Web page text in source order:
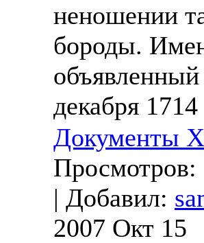
неношении
бороды.
декабря 1714
Документы
Просмотров:
| Добавил:
2007 Окт 15